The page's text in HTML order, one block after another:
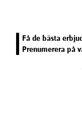
Få de bästa
Prenumerera på